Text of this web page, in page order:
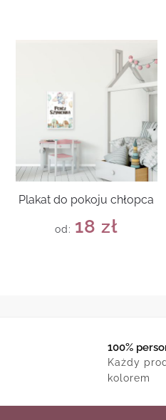
Plakat do pokoju chłopca
od: 18zł
100%
Każdy
kolorem